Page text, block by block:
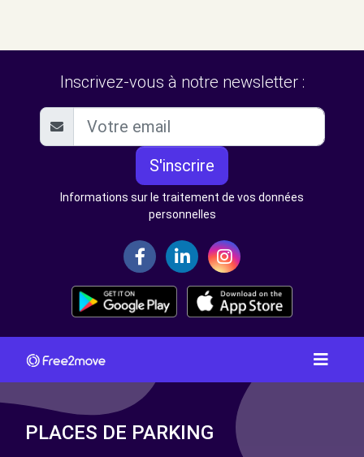
Inscrivez-vous à notre newsletter :
S'inscrire
Informations sur le traitement de vos données
personnelles
PLACES DE PARKING